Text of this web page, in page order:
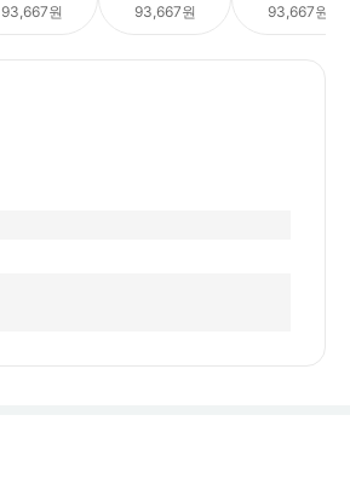
93,667원 93,667원 93,667원